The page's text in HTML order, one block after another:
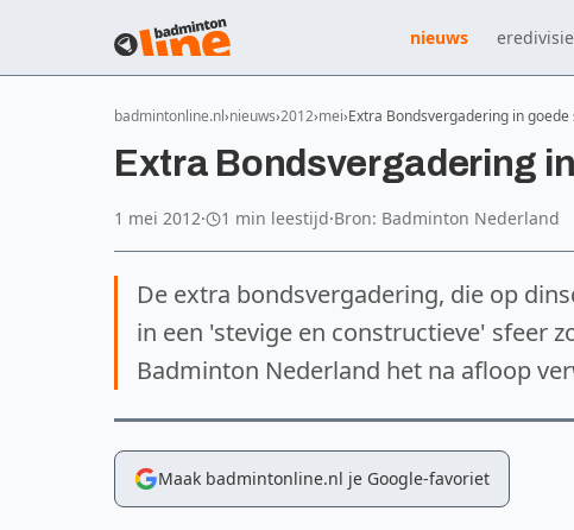
nieuws eredivisie
badmintonline.nl nieuws 2012 mei Extra Bondsvergadering in
Extra Bondsvergadering
1 mei 2012· 1 min leestijd·Bron: Badminton Nederland
De extra bondsvergadering, die op
in een 'stevige en constructieve' sfeer
Badminton Nederland het na afloop
Maak badmintonline.nl je Google-favoriet